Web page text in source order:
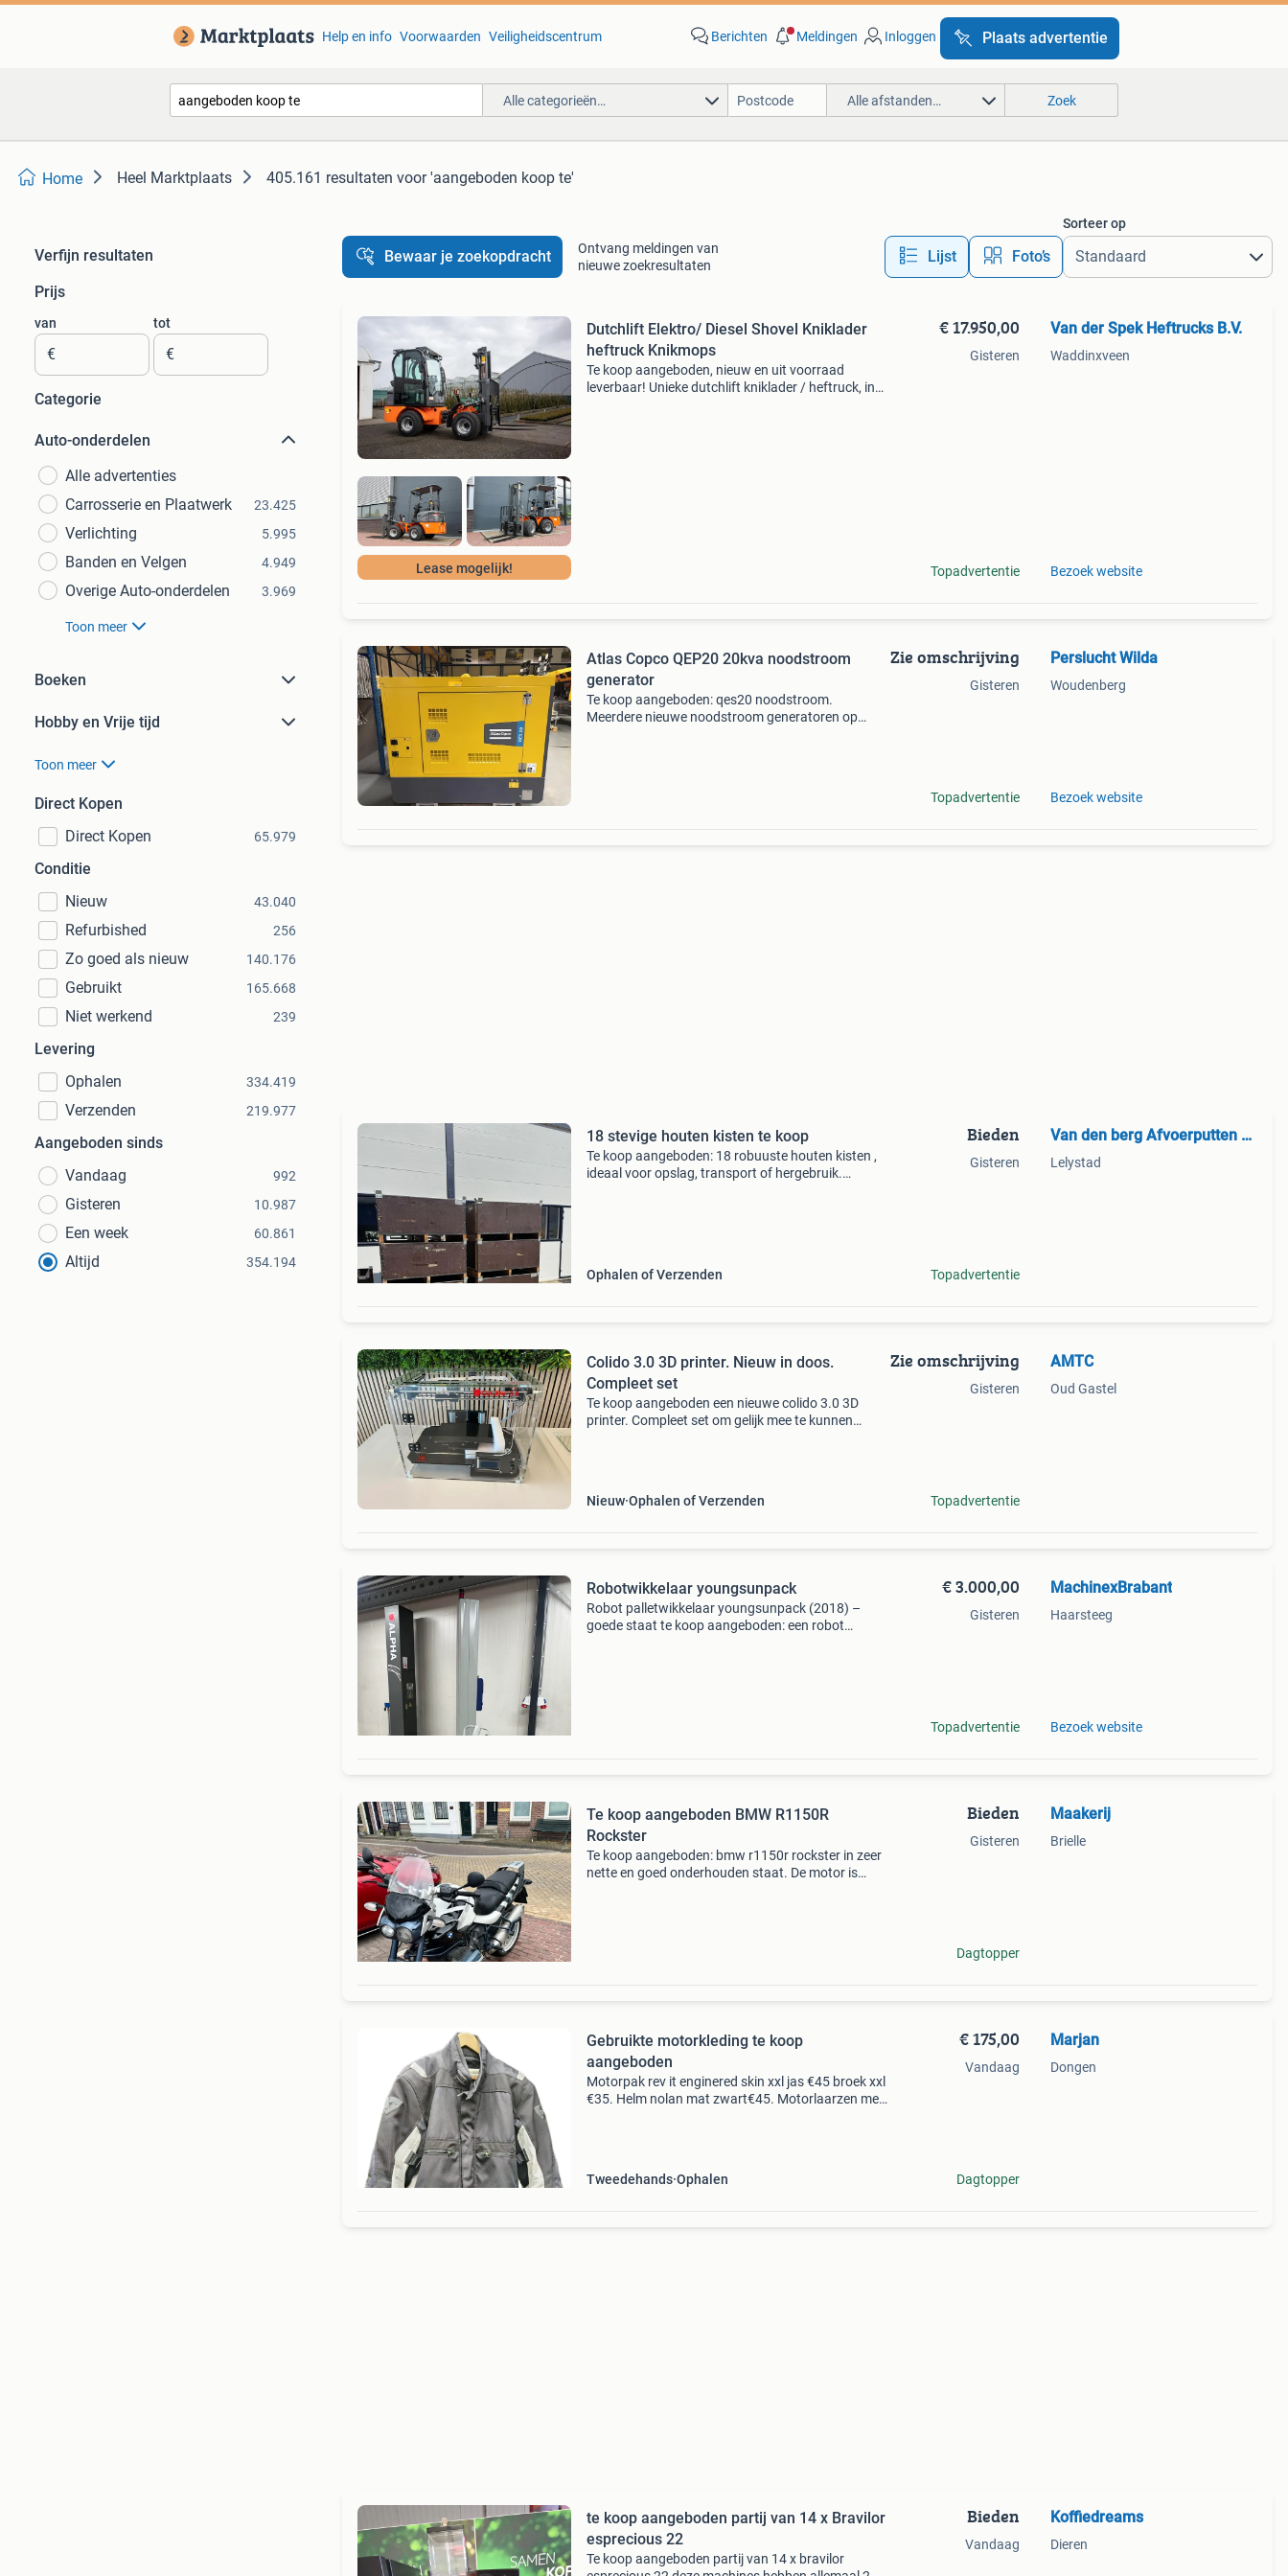
Help en info Voorwaarden Veiligheidscentrum Berichten Meldingen Inloggen Plaats advertentie
Alle categorieën… Alle afstanden… Zoek
Home Heel Marktplaats 405.161 resultaten voor 'aangeboden koop te'
Verfijn resultaten
Prijs
van
€
tot
€
Categorie
Auto-onderdelen
Alle advertenties
Carrosserie en Plaatwerk
23.425
Verlichting 5.995
Banden en Velgen 4.949
Overige Auto-onderdelen 3.969
Toon meer
Boeken
Hobby en Vrije tijd
Toon meer
Direct Kopen
Direct Kopen
65.979
Conditie
Nieuw
43.040
Refurbished 256
Zo goed als nieuw 140.176
Gebruikt 165.668
Niet werkend 239
Levering
Ophalen
334.419
Verzenden 219.977
Aangeboden sinds
Vandaag
992
Gisteren 10.987
Een week 60.861
Altijd 354.194
Bewaar je zoekopdracht
Ontvang meldingen van
nieuwe zoekresultaten
Lijst Foto’s
Sorteer op
Lease mogelijk!
Dutchlift Elektro/ Diesel Shovel Kniklader
heftruck Knikmops
Te koop aangeboden, nieuw en uit voorraad
leverbaar! Unieke dutchlift kniklader / heftruck, in
€ 17.950,00
Gisteren
Topadvertentie
Van der Spek Heftrucks B.V.
Waddinxveen
Bezoek website
Atlas Copco QEP20 20kva noodstroom
generator
Te koop aangeboden: qes20 noodstroom.
Meerdere nieuwe noodstroom generatoren op
Zie omschrijving
Gisteren
Topadvertentie
Perslucht Wilda
Woudenberg
Bezoek website
18 stevige houten kisten te koop
Te koop aangeboden: 18 robuuste houten kisten ,
ideaal voor opslag, transport of hergebruik.
Ophalen of Verzenden
Bieden
Gisteren
Topadvertentie
Van den berg Afvoerputten BV
Lelystad
Colido 3.0 3D printer. Nieuw in doos.
Compleet set
Te koop aangeboden een nieuwe colido 3.0 3D
printer. Compleet set om gelijk mee te kunnen
Nieuw Ophalen of Verzenden
Zie omschrijving
Gisteren
Topadvertentie
AMTC
Oud Gastel
Robotwikkelaar youngsunpack
Robot palletwikkelaar youngsunpack (2018) –
goede staat te koop aangeboden: een robot
€ 3.000,00
Gisteren
Topadvertentie
MachinexBrabant
Haarsteeg
Bezoek website
Te koop aangeboden BMW R1150R
Rockster
Te koop aangeboden: bmw r1150r rockster in zeer
nette en goed onderhouden staat. De motor is
Bieden
Gisteren
Dagtopper
Maakerij
Brielle
Gebruikte motorkleding te koop
aangeboden
Motorpak rev it enginered skin xxl jas €45 broek xxl
€35. Helm nolan mat zwart€45. Motorlaarzen merk
Tweedehands Ophalen
€ 175,00
Vandaag
Dagtopper
Marjan
Dongen
te koop aangeboden partij van 14 x Bravilor
esprecious 22
Te koop aangeboden partij van 14 x bravilor
Bieden
Vandaag
Koffiedreams
Dieren